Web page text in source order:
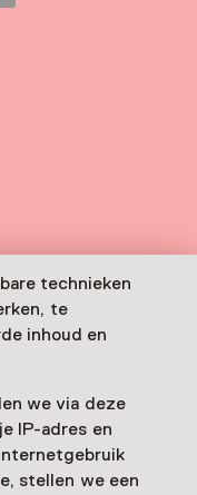
technieken
te
inhoud en
we via deze
IP-adres en
stellen we een
tabblad